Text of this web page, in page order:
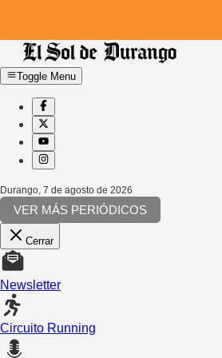
Toggle Menu
Durango 7 de agosto de 2026
VER MÁS PERIÓDICOS
Cerrar
Newsletter
Circuito Running